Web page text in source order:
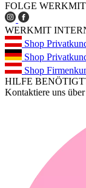
FOLGE WERKMIT
WERKMIT
Shop
Shop
Shop
HILFE
Kontaktiere uns